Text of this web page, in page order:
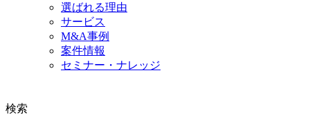
選ばれる理由
サービス
M&A事例
案件情報
セミナー・ナレッジ
検索